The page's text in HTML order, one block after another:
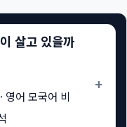
살고 있을까
영어 모국어 비
+